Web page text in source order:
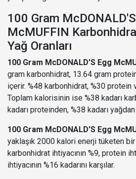
100 Gram
McMUFFIN
Yağ Oranları
100 Gram McDONALD'S Egg
gram karbonhidrat, 13.64 gram
içerir. %48 karbonhidrat, %30 protein
Toplam kalorisinin ise %38 kadarı
kadarı proteinden, %38 kadarı
100 Gram McDONALD'S Egg
yaklaşık 2000 kalori enerji tüketen
karbonhidrat ihtiyacının %9, protein
ihtiyacının %16 kadarını karşılar.